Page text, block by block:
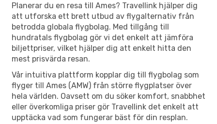
Planerar du en resa till Ames? Travellink hjälper dig
att utforska ett brett utbud av flygalternativ från
betrodda globala flygbolag. Med tillgång till
hundratals flygbolag gör vi det enkelt att jämföra
biljettpriser, vilket hjälper dig att enkelt hitta den
mest prisvärda resan.
Vår intuitiva plattform kopplar dig till flygbolag som
flyger till Ames (AMW) från större flygplatser över
hela världen. Oavsett om du söker komfort, snabbhet
eller överkomliga priser gör Travellink det enkelt att
upptäcka vad som fungerar bäst för din resplan.